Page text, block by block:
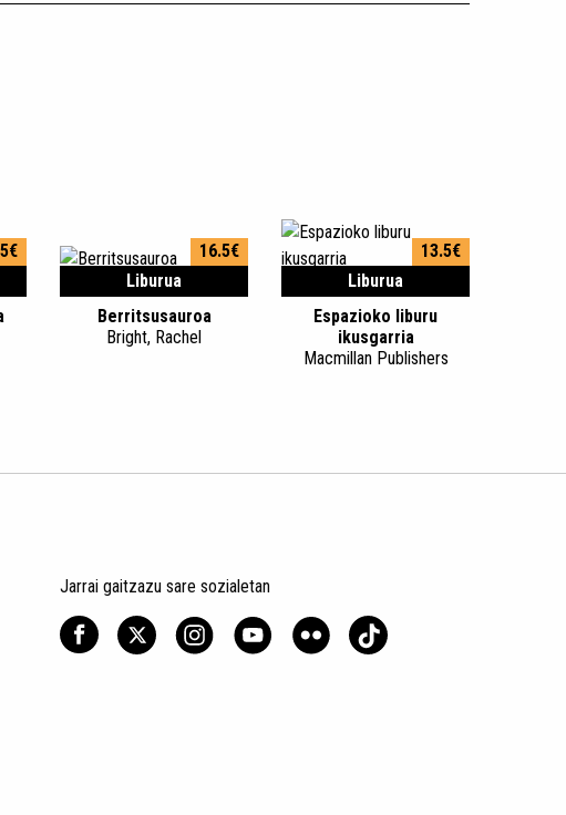
Liburua
16.5€
Berritsusauroa
Bright, Rachel
Liburua
13.5€
Espazioko liburu
ikusgarria
Macmillan Publishers
Jarrai gaitzazu sare sozialetan